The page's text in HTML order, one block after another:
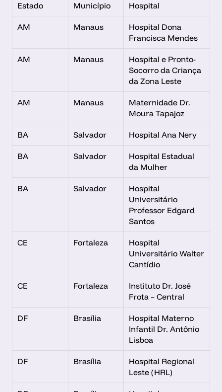
Estado Município Hospital
AM Manaus
Hospital Dona
Francisca Mendes
AM Manaus
Hospital e Pronto-
Socorro da Criança
da Zona Leste
AM Manaus
Maternidade Dr.
Moura Tapajoz
BA Salvador Hospital Ana Nery
BA Salvador
Hospital Estadual
da Mulher
BA Salvador
Hospital
Universitário
Professor Edgard
Santos
CE Fortaleza
Hospital
Universitário Walter
Cantídio
CE Fortaleza
Instituto Dr. José
Frota – Central
DF Brasília
Hospital Materno
Infantil Dr. Antônio
Lisboa
DF Brasília
Hospital Regional
Leste (HRL)